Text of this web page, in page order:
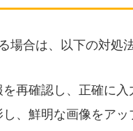
場合は、以下の対処
再確認し、正確に入
、鮮明な画像をアッ